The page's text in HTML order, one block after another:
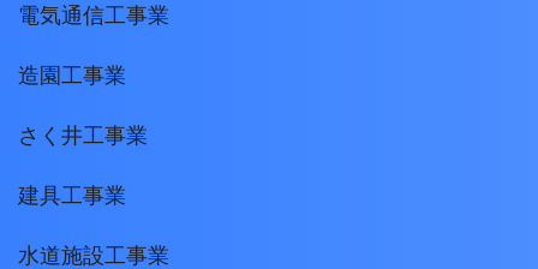
電気通信工事業
造園工事業
さく井工事業
建具工事業
水道施設工事業